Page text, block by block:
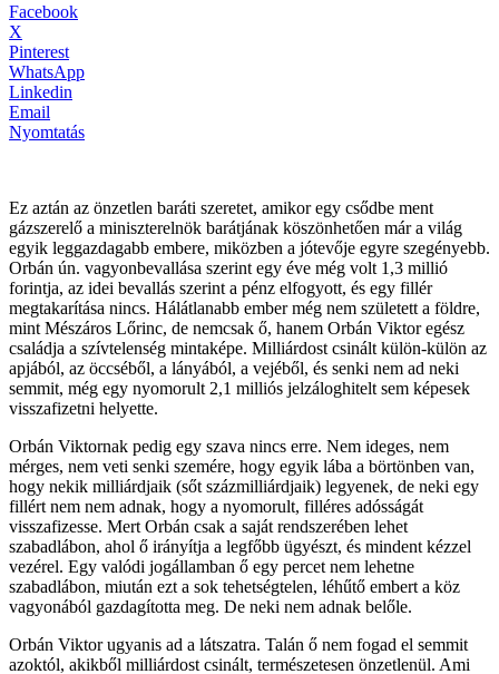
Facebook
X
Pinterest
WhatsApp
Linkedin
Email
Nyomtatás
Ez aztán az önzetlen baráti szeretet, amikor egy csődbe ment
gázszerelő a miniszterelnök barátjának köszönhetően már a világ
egyik leggazdagabb embere, miközben a jótevője egyre szegényebb.
Orbán ún. vagyonbevallása szerint egy éve még volt 1,3 millió
forintja, az idei bevallás szerint a pénz elfogyott, és egy fillér
megtakarítása nincs. Hálátlanabb ember még nem született a földre,
mint Mészáros Lőrinc, de nemcsak ő, hanem Orbán Viktor egész
családja a szívtelenség mintaképe. Milliárdost csinált külön-külön az
apjából, az öccséből, a lányából, a vejéből, és senki nem ad neki
semmit, még egy nyomorult 2,1 milliós jelzáloghitelt sem képesek
visszafizetni helyette.
Orbán Viktornak pedig egy szava nincs erre. Nem ideges, nem
mérges, nem veti senki szemére, hogy egyik lába a börtönben van,
hogy nekik milliárdjaik (sőt százmilliárdjaik) legyenek, de neki egy
fillért nem nem adnak, hogy a nyomorult, filléres adósságát
visszafizesse. Mert Orbán csak a saját rendszerében lehet
szabadlábon, ahol ő irányítja a legfőbb ügyészt, és mindent kézzel
vezérel. Egy valódi jogállamban ő egy percet nem lehetne
szabadlábon, miután ezt a sok tehetségtelen, léhűtő embert a köz
vagyonából gazdagította meg. De neki nem adnak belőle.
Orbán Viktor ugyanis ad a látszatra. Talán ő nem fogad el semmit
azoktól, akikből milliárdost csinált, természetesen önzetlenül. Ami